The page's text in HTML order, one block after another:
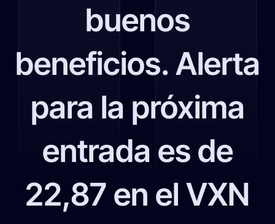
buenos
beneficios. Alerta
para la próxima
entrada es de
22,87 en el VXN